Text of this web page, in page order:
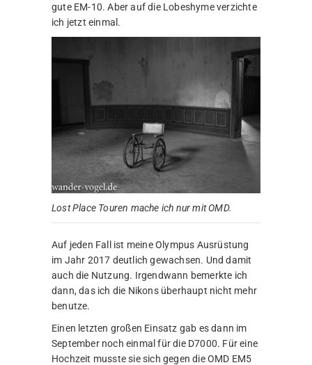
gute EM-10. Aber auf die Lobeshyme verzichte
ich jetzt einmal.
Lost Place Touren mache ich nur mit OMD.
Auf jeden Fall ist meine Olympus Ausrüstung
im Jahr 2017 deutlich gewachsen. Und damit
auch die Nutzung. Irgendwann bemerkte ich
dann, das ich die Nikons überhaupt nicht mehr
benutze.
Einen letzten großen Einsatz gab es dann im
September noch einmal für die D7000. Für eine
Hochzeit musste sie sich gegen die OMD EM5